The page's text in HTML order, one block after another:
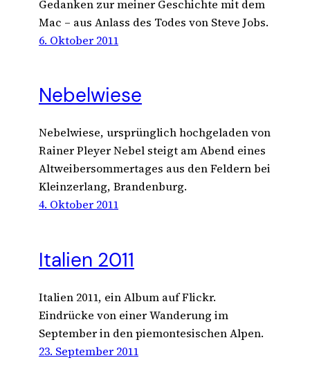
Gedanken zur meiner Geschichte mit dem
Mac – aus Anlass des Todes von Steve Jobs.
6. Oktober 2011
Nebelwiese
Nebelwiese, ursprünglich hochgeladen von
Rainer Pleyer Nebel steigt am Abend eines
Altweibersommertages aus den Feldern bei
Kleinzerlang, Brandenburg.
4. Oktober 2011
Italien 2011
Italien 2011, ein Album auf Flickr.
Eindrücke von einer Wanderung im
September in den piemontesischen Alpen.
23. September 2011